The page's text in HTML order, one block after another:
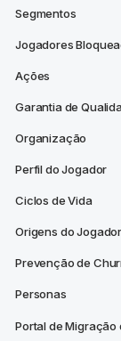
Segmentos
Jogadores
Ações
Garantia de
Organização
Perfil do Jogador
Ciclos de Vida
Origens do Jogador
Prevenção de
Personas
Portal de Migração
favor replique o
💰‍
sucedido por